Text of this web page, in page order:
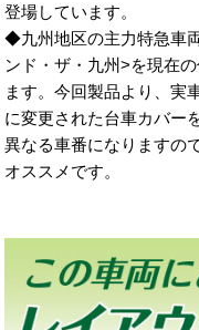
登場しています。
◆九州地区の主力特急車
ンド・ザ・九州>を現在
ます。今回製品より、実
に変更された台車カバー
異なる車番になりますの
オススメです。